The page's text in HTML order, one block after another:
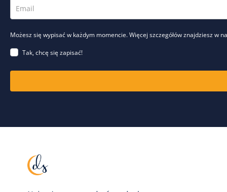
Możesz się wypisać w każdym momencie. Więcej szczegółów znajdziesz w
Tak, chcę się zapisać!